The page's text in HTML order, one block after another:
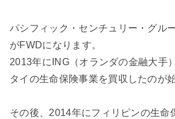
パシフィック・センチュリー・グル
がFWDになります。
2013年にING（オランダの金融大手
タイの生命保険事業を買収したのが
その後、2014年にフィリピンの生命